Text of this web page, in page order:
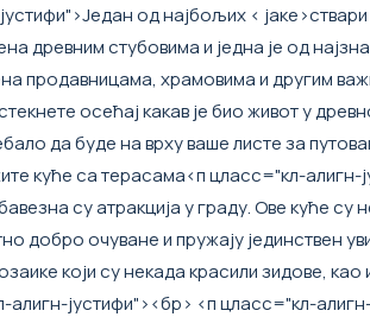
од најбољих <
древним стубовима и једна је од
продавницама, храмовима и другим
осећај какав је био живот у
да буде на врху ваше листе за
куће са терасама<п цласс="кл-алигн-
су атракција у граду. Ове куће су
добро очуване и пружају јединствен
који су некада красили зидове, као
алигн-јустифи"><бр> <п цласс="кл-